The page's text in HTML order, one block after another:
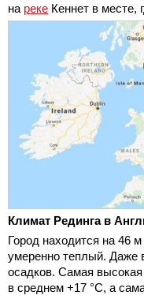
на реке Кеннет в месте,
Климат Рединга в
Город находится на 46
умеренно теплый. Даже
осадков. Самая
в среднем +17 °C, а